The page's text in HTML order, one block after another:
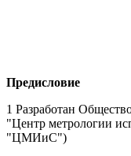
Предисловие
1 Разработан
"Центр метрологии
"ЦМИиС")